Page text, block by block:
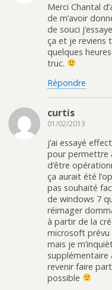
Merci Chantal
de m’avoir
de souci
ça et je reviens
quelques
truc.
Répondre
curtis
01/02/2013
j’ai essayé
pour permettre
d’être
ça aurait été
pas souhaité
de windows 7
réimager
à partir de la
microsoft
mais je
supplémentaire
revenir faire
possible